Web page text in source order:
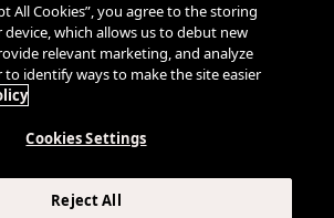
All Cookies”, you agree to the storing
which allows us to debut new
relevant marketing, and analyze
to identify ways to make the site easier
Cookies Settings
Reject All